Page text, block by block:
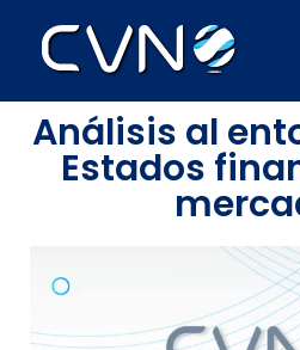
Febrero 6, 2018
Análisis al
Estados